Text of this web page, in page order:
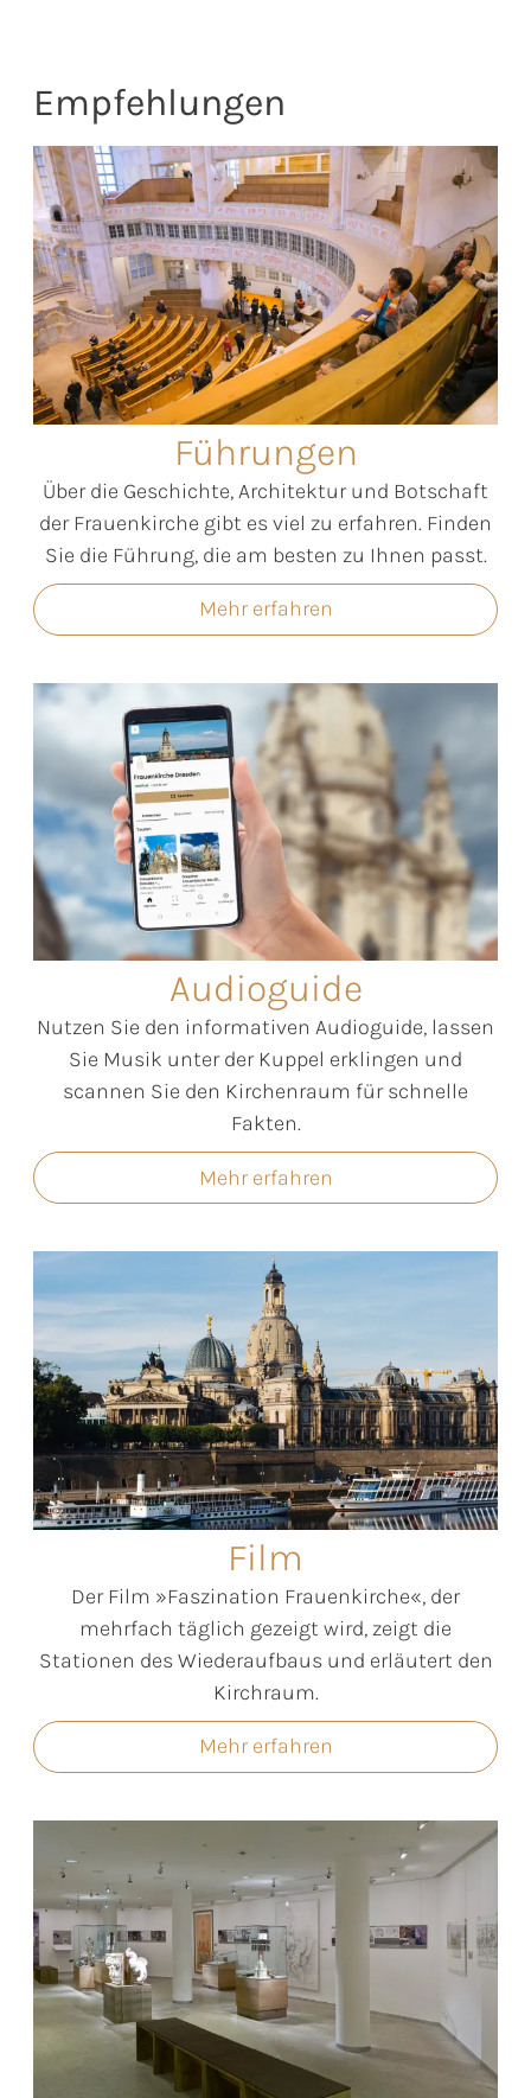
Empfehlungen
Führungen
Über die Geschichte, Architektur und Botschaft
der Frauenkirche gibt es viel zu erfahren. Finden
Sie die Führung, die am besten zu Ihnen passt.
Mehr erfahren
Audioguide
Nutzen Sie den informativen Audioguide, lassen
Sie Musik unter der Kuppel erklingen und
scannen Sie den Kirchenraum für schnelle
Fakten.
Mehr erfahren
Film
Der Film »Faszination Frauenkirche«, der
mehrfach täglich gezeigt wird, zeigt die
Stationen des Wiederaufbaus und erläutert den
Kirchraum.
Mehr erfahren